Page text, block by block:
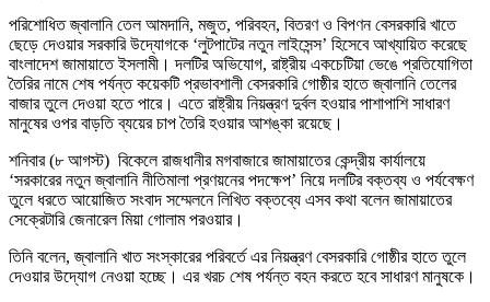
পরিশোধিত জ্বালানি তেল আমদানি, মজুত, পরিবহন, বিতরণ ও বিপণন বেসরকারি খাতে
ছেড়ে দেওয়ার সরকারি উদ্যোগকে ‘লুটপাটের নতুন লাইসেন্স’ হিসেবে আখ্যায়িত করেছে
বাংলাদেশ জামায়াতে ইসলামী। দলটির অভিযোগ, রাষ্ট্রীয় একচেটিয়া ভেঙে প্রতিযোগিতা
তৈরির নামে শেষ পর্যন্ত কয়েকটি প্রভাবশালী বেসরকারি গোষ্ঠীর হাতে জ্বালানি তেলের
বাজার তুলে দেওয়া হতে পারে। এতে রাষ্ট্রীয় নিয়ন্ত্রণ দুর্বল হওয়ার পাশাপাশি সাধারণ
মানুষের ওপর বাড়তি ব্যয়ের চাপ তৈরি হওয়ার আশঙ্কা রয়েছে।
শনিবার (৮ আগস্ট) বিকেলে রাজধানীর মগবাজারে জামায়াতের কেন্দ্রীয় কার্যালয়ে
‘সরকারের নতুন জ্বালানি নীতিমালা প্রণয়নের পদক্ষেপ’ নিয়ে দলটির বক্তব্য ও পর্যবেক্ষণ
তুলে ধরতে আয়োজিত সংবাদ সম্মেলনে লিখিত বক্তব্যে এসব কথা বলেন জামায়াতের
সেক্রেটারি জেনারেল মিয়া গোলাম পরওয়ার।
তিনি বলেন, জ্বালানি খাত সংস্কারের পরিবর্তে এর নিয়ন্ত্রণ বেসরকারি গোষ্ঠীর হাতে তুলে
দেওয়ার উদ্যোগ নেওয়া হচ্ছে। এর খরচ শেষ পর্যন্ত বহন করতে হবে সাধারণ মানুষকে।